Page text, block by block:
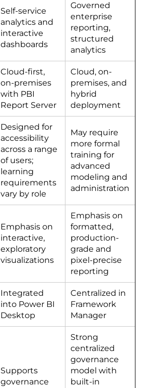
Self-service
analytics and
interactive
dashboards
Governed
enterprise
reporting,
structured
analytics
Cloud-first,
on-premises
with PBI
Report Server
Cloud, on-
premises, and
hybrid
deployment
Designed for
accessibility
across a range
of users;
learning
requirements
vary by role
May require
more formal
training for
advanced
modeling and
administration
Emphasis on
interactive,
exploratory
visualizations
Emphasis on
formatted,
production-
grade and
pixel-precise
reporting
Integrated
into Power BI
Desktop
Centralized in
Framework
Manager
Supports
governance
Strong
centralized
governance
model with
built-in